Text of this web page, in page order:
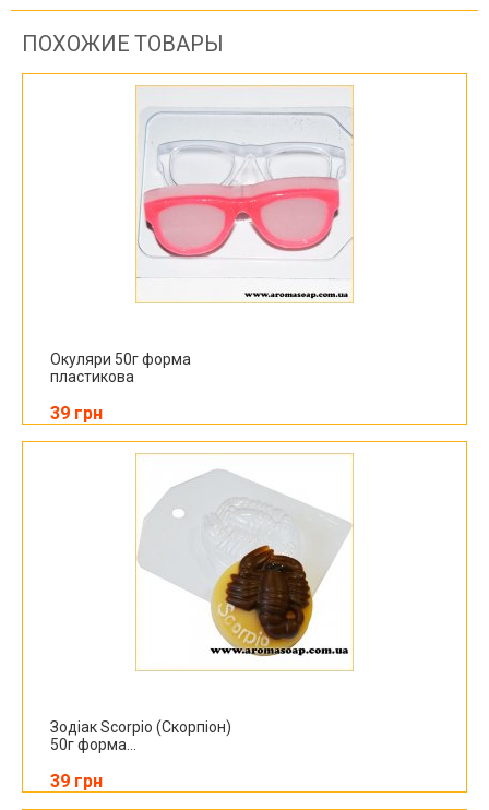
ПОХОЖИЕ ТОВАРЫ
Окуляри 50г форма
пластикова
39 грн
Зодіак Scorpio (Скорпіон)
50г форма...
39 грн